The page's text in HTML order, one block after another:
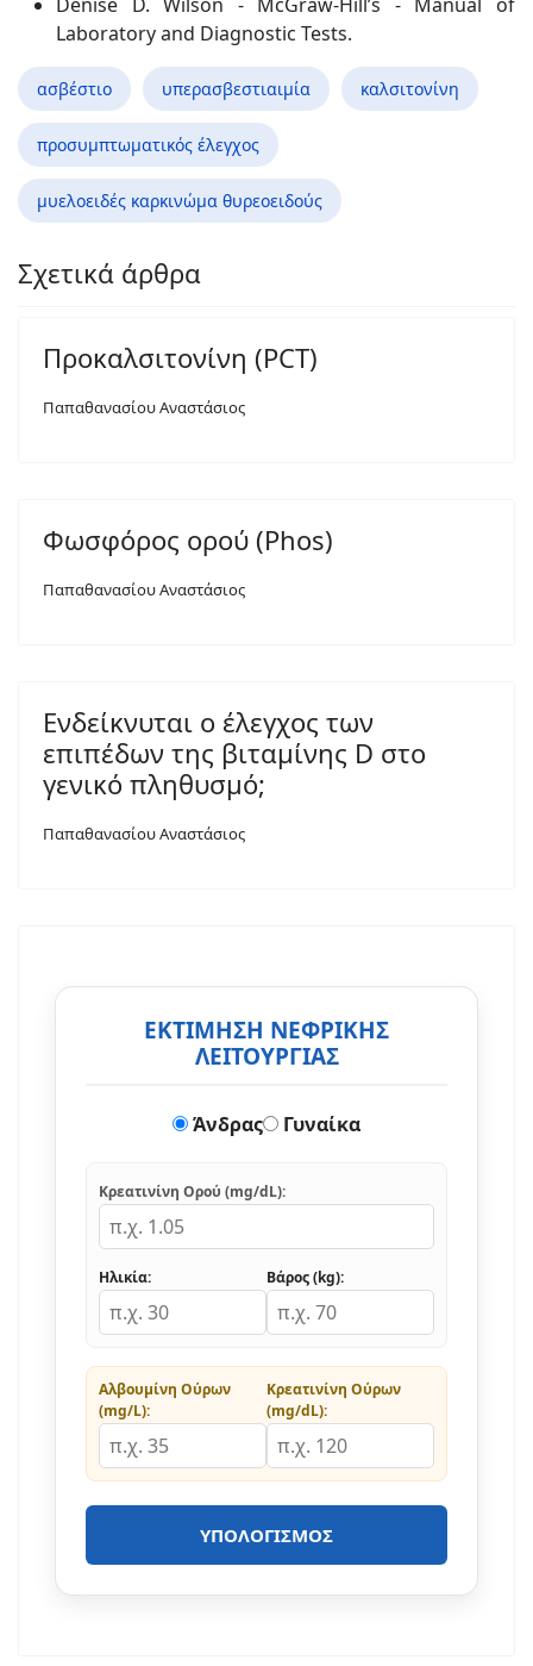
Laboratory and Diagnostic Tests.
ασβέστιο υπερασβεστιαιμία καλσιτονίνη
προσυμπτωματικός έλεγχος
μυελοειδές καρκινώμα θυρεοειδούς
Σχετικά άρθρα
Προκαλσιτονίνη (PCT)
Παπαθανασίου Αναστάσιος
Φωσφόρος ορού (Phos)
Παπαθανασίου Αναστάσιος
Ενδείκνυται ο έλεγχος των
επιπέδων της βιταμίνης D στο
γενικό πληθυσμό;
Παπαθανασίου Αναστάσιος
ΕΚΤΙΜΗΣΗ ΝΕΦΡΙΚΗΣ
ΛΕΙΤΟΥΡΓΙΑΣ
Άνδρας Γυναίκα
Κρεατινίνη Ορού (mg/dL):
Ηλικία: Βάρος (kg):
Αλβουμίνη Ούρων
(mg/L):
Κρεατινίνη Ούρων
(mg/dL):
ΥΠΟΛΟΓΙΣΜΌΣ